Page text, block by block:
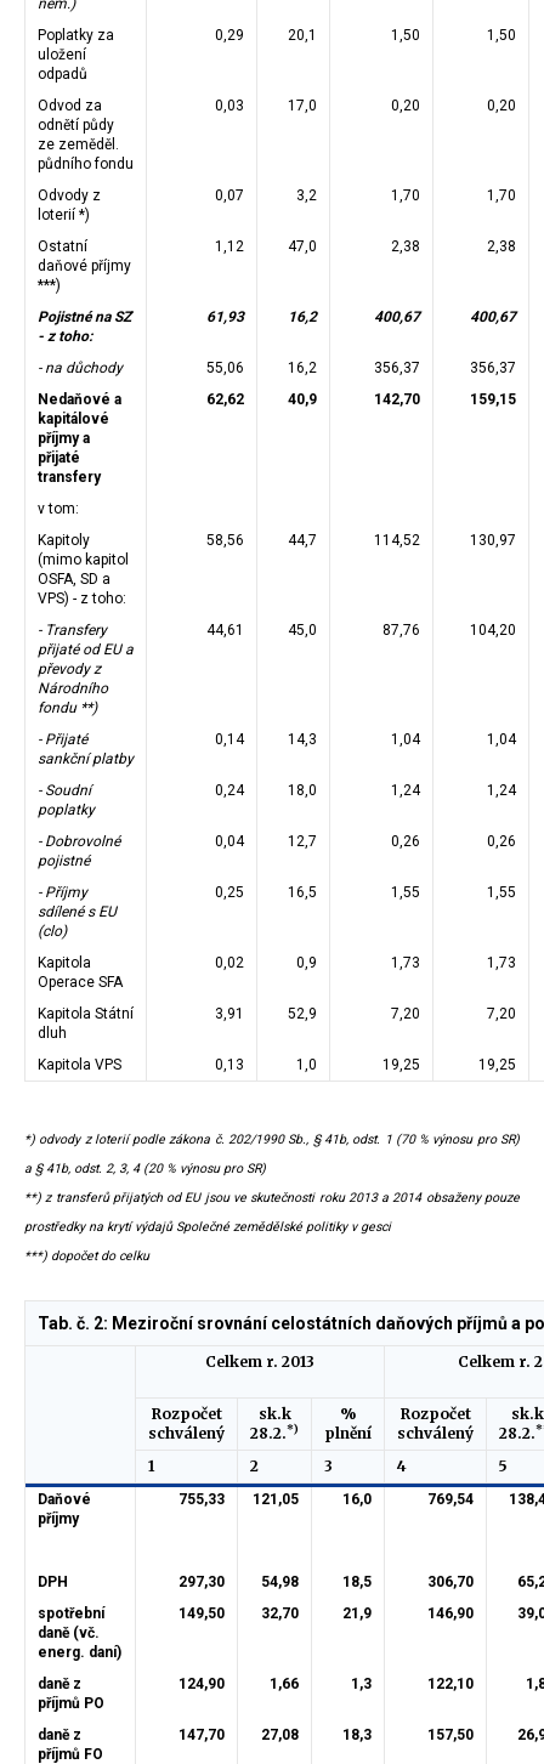
nem.)
Poplatky za
uložení
odpadů
0,29 20,1 1,50 1,50
Odvod za
odnětí půdy
ze zeměděl.
půdního fondu
0,03 17,0 0,20 0,20
Odvody z
loterií *)
0,07 3,2 1,70 1,70
Ostatní
daňové příjmy
***)
1,12 47,0 2,38 2,38
Pojistné na SZ
- z toho:
61,93 16,2 400,67 400,67
- na důchody 55,06 16,2 356,37
356,37
Nedaňové a
kapitálové
příjmy a
přijaté
transfery
62,62 40,9 142,70 159,15
v tom:
Kapitoly
(mimo kapitol
OSFA, SD a
VPS) - z toho:
58,56 44,7 114,52 130,97
- Transfery
přijaté od EU a
převody z
Národního
fondu **)
44,61 45,0 87,76 104,20
- Přijaté
sankční platby
0,14 14,3 1,04 1,04
- Soudní
poplatky
0,24 18,0 1,24 1,24
- Dobrovolné
pojistné
0,04 12,7 0,26 0,26
- Příjmy
sdílené s EU
(clo)
0,25 16,5 1,55 1,55
Kapitola
Operace SFA
0,02 0,9 1,73 1,73
Kapitola Státní
dluh
3,91 52,9 7,20 7,20
Kapitola VPS 0,13 1,0 19,25 19,25
*) odvody z loterií podle zákona č. 202/1990 Sb., § 41b, odst. 1 (70 % výnosu pro SR)
a § 41b, odst. 2, 3, 4 (20 % výnosu pro SR)
**) z transferů přijatých od EU jsou ve skutečnosti roku 2013 a 2014 obsaženy pouze
prostředky na krytí výdajů Společné zemědělské politiky v gesci
***) dopočet do celku
Tab. č. 2: Meziroční srovnání celostátních daňových příjmů a
Celkem r. 2013 Celkem r.
Rozpočet
schválený
sk.k
28.2.*)
%
plnění
Rozpočet
schválený
sk.k
28.2.
1 2 3 4 5
Daňové
příjmy
755,33 121,05 16,0 769,54
DPH 297,30 54,98 18,5 306,70
spotřební
daně (vč.
energ. daní)
149,50 32,70 21,9 146,90
daně z
příjmů PO
124,90 1,66 1,3 122,10
daně z
příjmů FO
147,70 27,08 18,3 157,50